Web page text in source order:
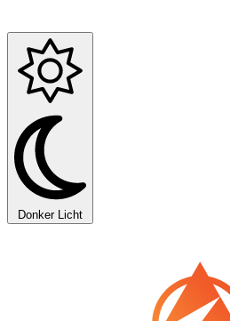
Donker Licht